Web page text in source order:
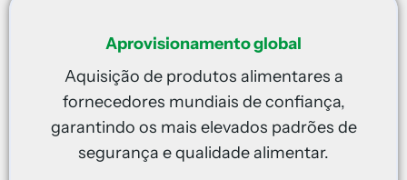
Aprovisionamento global
Aquisição de produtos alimentares a
fornecedores mundiais de confiança,
garantindo os mais elevados padrões de
segurança e qualidade alimentar.